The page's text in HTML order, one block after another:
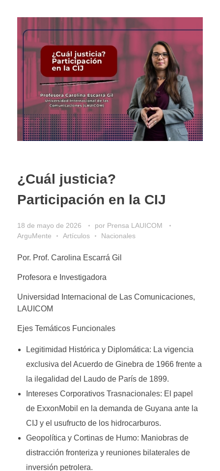
¿Cuál justicia?
Participación en la CIJ
18 de mayo de 2026 por Prensa LAUICOM
ArguMente
Artículos Nacionales
Por. Prof. Carolina Escarrá Gil
Profesora e Investigadora
Universidad Internacional de Las Comunicaciones,
LAUICOM
Ejes Temáticos Funcionales
Legitimidad Histórica y Diplomática: La vigencia
exclusiva del Acuerdo de Ginebra de 1966 frente a
la ilegalidad del Laudo de París de 1899.
Intereses Corporativos Trasnacionales: El papel
de ExxonMobil en la demanda de Guyana ante la
CIJ y el usufructo de los hidrocarburos.
Geopolítica y Cortinas de Humo: Maniobras de
distracción fronteriza y reuniones bilaterales de
inversión petrolera.